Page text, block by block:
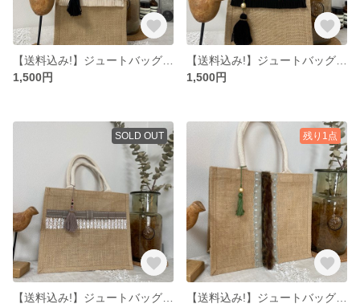
1,500円
1,500円
SOLD OUT 残り1点